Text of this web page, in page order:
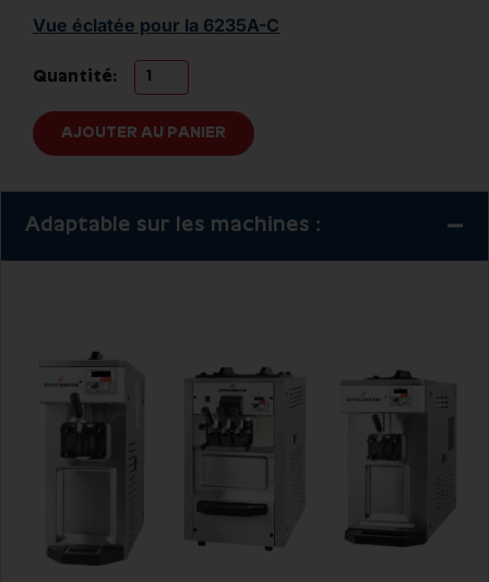
Vue éclatée pour la 6235A-C
Quantité:
AJOUTER AU PANIER
Adaptable sur les machines :